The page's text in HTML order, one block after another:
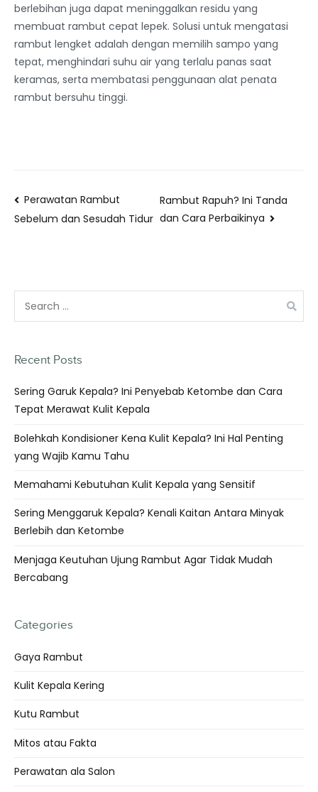
berlebihan juga dapat meninggalkan residu yang
membuat rambut cepat lepek. Solusi untuk mengatasi
rambut lengket adalah dengan memilih sampo yang
tepat, menghindari suhu air yang terlalu panas saat
keramas, serta membatasi penggunaan alat penata
rambut bersuhu tinggi.
Perawatan Rambut
Sebelum dan Sesudah Tidur
Rambut Rapuh? Ini Tanda
dan Cara Perbaikinya
Recent Posts
Sering Garuk Kepala? Ini Penyebab Ketombe dan Cara
Tepat Merawat Kulit Kepala
Bolehkah Kondisioner Kena Kulit Kepala? Ini Hal Penting
yang Wajib Kamu Tahu
Memahami Kebutuhan Kulit Kepala yang Sensitif
Sering Menggaruk Kepala? Kenali Kaitan Antara Minyak
Berlebih dan Ketombe
Menjaga Keutuhan Ujung Rambut Agar Tidak Mudah
Bercabang
Categories
Gaya Rambut
Kulit Kepala Kering
Kutu Rambut
Mitos atau Fakta
Perawatan ala Salon